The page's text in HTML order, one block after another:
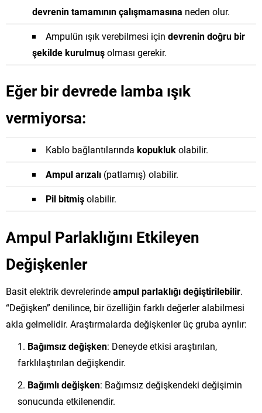
devrenin tamamının çalışmamasına neden olur.
Ampulün ışık verebilmesi için devrenin doğru bir
şekilde kurulmuşolması gerekir.
Eğer bir devrede lamba ışık
vermiyorsa:
Kablo bağlantılarında kopuklukolabilir.
Ampul arızalı (patlamış) olabilir.
Pil bitmişolabilir.
Ampul Parlaklığını Etkileyen
Değişkenler
Basit elektrik devrelerindeampul parlaklığı değiştirilebilir.
“Değişken” denilince, bir özelliğin farklı değerler alabilmesi
akla gelmelidir. Araştırmalarda değişkenler üç gruba ayrılır:
Bağımsız değişken: Deneyde etkisi araştırılan,
farklılaştırılan değişkendir.
Bağımlı değişken: Bağımsız değişkendeki değişimin
sonucunda etkilenendir.